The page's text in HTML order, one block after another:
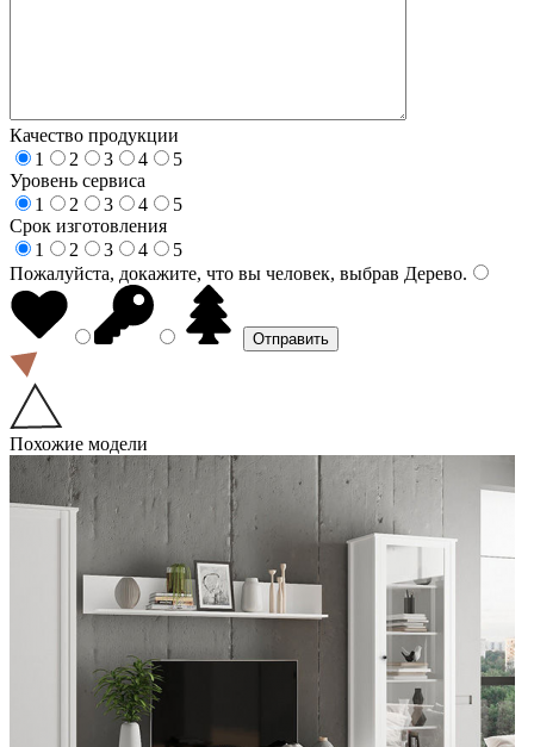
Качество продукции
1
2 3 4
5
Уровень сервиса
1
2 3 4
5
Срок изготовления
1
2 3 4
5
Пожалуйста, докажите, что вы человек, выбрав Дерево.
Похожие модели